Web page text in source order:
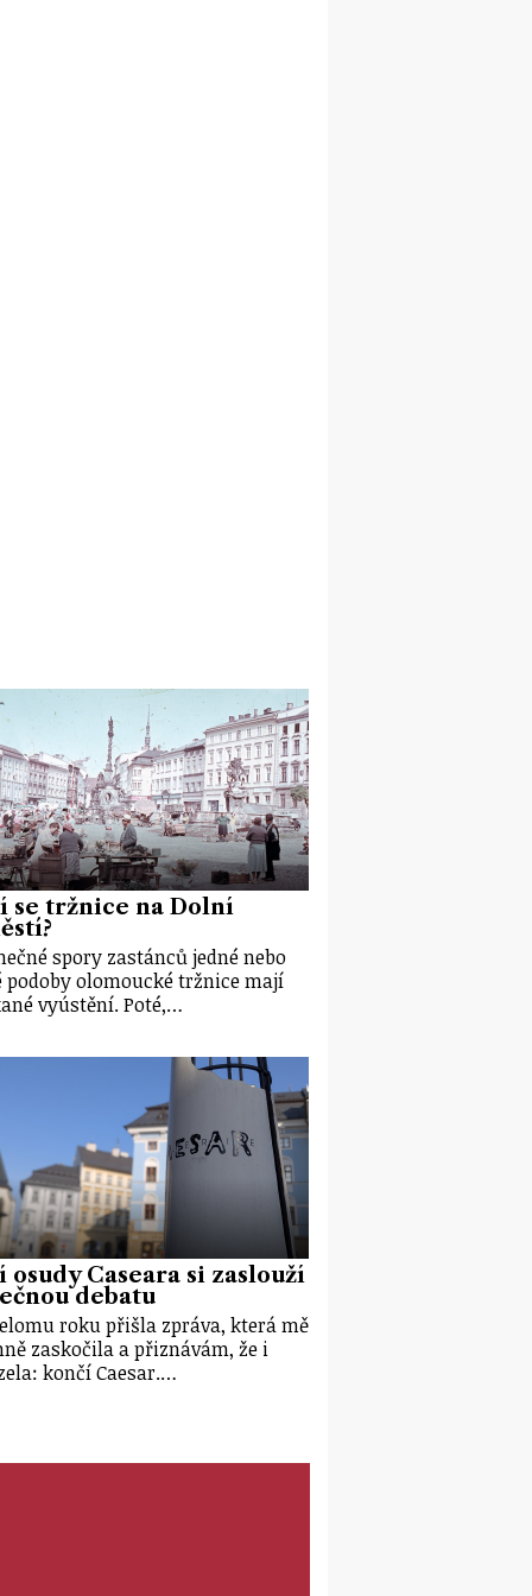
se tržnice na Dolní
spory zastánců jedné nebo
podoby olomoucké tržnice mají
vyústění. Poté,…
osudy Caseara si zaslouží
debatu
roku přišla zpráva, která mě
zaskočila a přiznávám, že i
končí Caesar.…